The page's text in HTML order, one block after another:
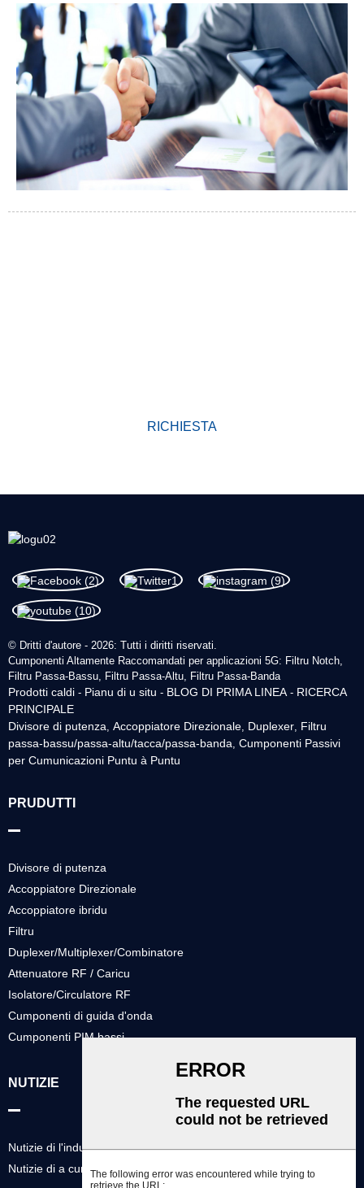
RICHIESTA
© Dritti d'autore - 2026: Tutti i diritti riservati.
Cumponenti Altamente Raccomandati per applicazioni 5G: Filtru Notch,
Filtru Passa-Bassu, Filtru Passa-Altu, Filtru Passa-Banda
Prodotti caldi - Pianu di u situ - BLOG DI PRIMA LINEA - RICERCA
PRINCIPALE
Divisore di putenza ,Accoppiatore Direzionale Duplexer Filtru
passa-bassu/passa-altu/tacca/passa-banda ,Cumponenti Passivi
per Cumunicazioni Puntu à Puntu
PRUDUTTI
Divisore di putenza
Accoppiatore Direzionale
Accoppiatore ibridu
Filtru
Duplexer/Multiplexer/Combinatore
Attenuatore RF / Caricu
Isolatore/Circulatore RF
Cumponenti di guida d'onda
Cumponenti PIM bassi
NUTIZIE
Nutizie di l'industria
Nutizie di a cumpagnia